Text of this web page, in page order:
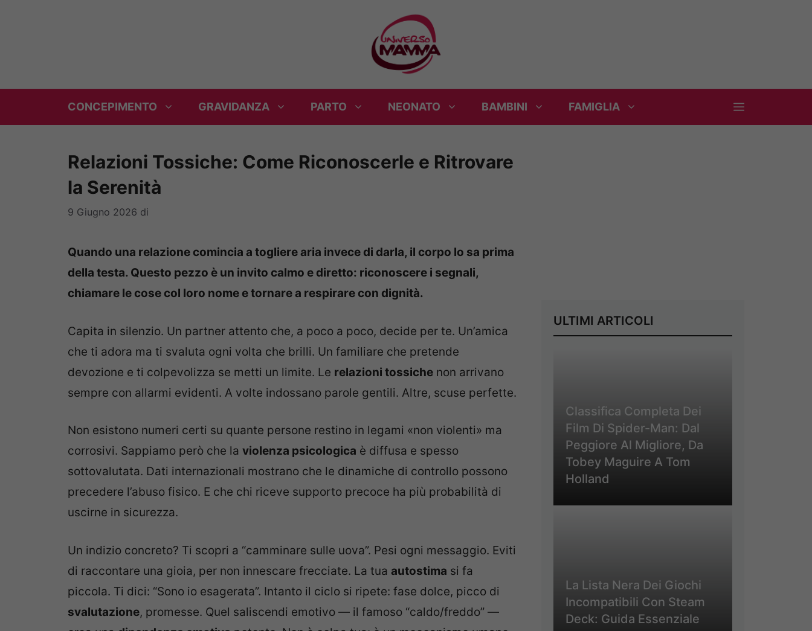
CONCEPIMENTO GRAVIDANZA PARTO NEONATO BAMBINI FAMIGLIA
Relazioni Tossiche: Come Riconoscerle e Ritrovare
la Serenità
9 Giugno 2026 di
Quando una relazione comincia a togliere aria invece di darla, il corpo lo sa prima
della testa. Questo pezzo è un invito calmo e diretto: riconoscere i segnali,
chiamare le cose col loro nome e tornare a respirare con dignità.
Capita in silenzio. Un partner attento che, a poco a poco, decide per te. Un’amica
che ti adora ma ti svaluta ogni volta che brilli. Un familiare che pretende
devozione e ti colpevolizza se metti un limite. Le relazioni tossiche non arrivano
sempre con allarmi evidenti. A volte indossano parole gentili. Altre, scuse perfette.
Non esistono numeri certi su quante persone restino in legami «non violenti» ma
corrosivi. Sappiamo però che la violenza psicologica è diffusa e spesso
sottovalutata. Dati internazionali mostrano che le dinamiche di controllo possono
precedere l’abuso fisico. E che chi riceve supporto precoce ha più probabilità di
uscirne in sicurezza.
Un indizio concreto? Ti scopri a “camminare sulle uova”. Pesi ogni messaggio. Eviti
di raccontare una gioia, per non innescare frecciate. La tua autostima si fa
piccola. Ti dici: “Sono io esagerata”. Intanto il ciclo si ripete: fase dolce, picco di
svalutazione, promesse. Quel saliscendi emotivo — il famoso “caldo/freddo” —
ULTIMI ARTICOLI
Classifica Completa Dei
Film Di Spider-Man: Dal
Peggiore Al Migliore, Da
Tobey Maguire A Tom
Holland
La Lista Nera Dei Giochi
Incompatibili Con Steam
Deck: Guida Essenziale